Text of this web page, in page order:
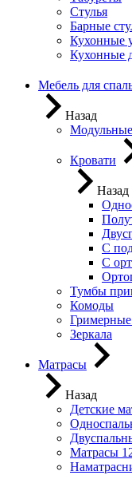
Стулья
Барные
Кухонные
Кухонные
Мебель для
Назад
Кровати
Назад
С
С
Тумбы
Комоды
Зеркала
Матрасы
Назад
Детские
Матрасы